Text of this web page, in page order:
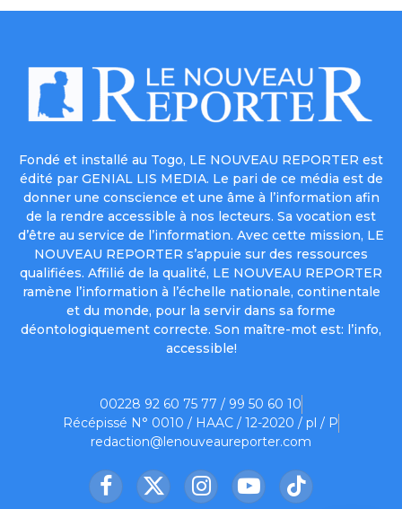
Fondé et installé au Togo, LE NOUVEAU REPORTER est
édité par GENIAL LIS MEDIA. Le pari de ce média est de
donner une conscience et une âme à l’information afin
de la rendre accessible à nos lecteurs. Sa vocation est
d’être au service de l’information. Avec cette mission, LE
NOUVEAU REPORTER s’appuie sur des ressources
qualifiées. Affilié de la qualité, LE NOUVEAU REPORTER
ramène l’information à l’échelle nationale, continentale
et du monde, pour la servir dans sa forme
déontologiquement correcte. Son maître-mot est: l’info,
accessible!
00228 92 60 75 77 / 99 50 60 10
Récépissé N° 0010 / HAAC / 12-2020 / pl / P
redaction@lenouveaureporter.com
Facebook
X
InstagramYouTubeTikTok